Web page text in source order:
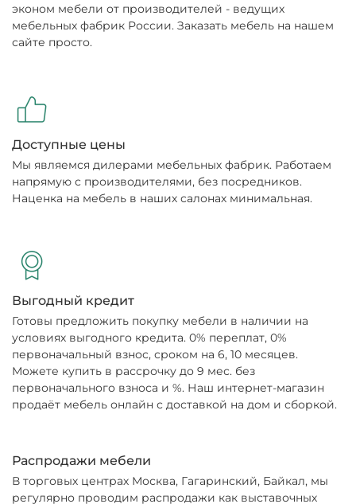
эконом мебели от производителей - ведущих
мебельных фабрик России. Заказать мебель на нашем
сайте просто.
Доступные цены
Мы являемся дилерами мебельных фабрик. Работаем
напрямую с производителями, без посредников.
Наценка на мебель в наших салонах минимальная.
Выгодный кредит
Готовы предложить покупку мебели в наличии на
условиях выгодного кредита. 0% переплат, 0%
первоначальный взнос, сроком на 6, 10 месяцев.
Можете купить в рассрочку до 9 мес. без
первоначального взноса и %. Наш интернет-магазин
продаёт мебель онлайн с доставкой на дом и сборкой.
Распродажи мебели
В торговых центрах Москва, Гагаринский, Байкал, мы
регулярно проводим распродажи как выставочных